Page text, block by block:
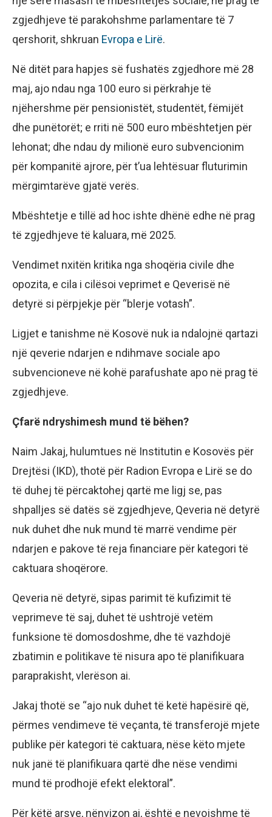
zgjedhjeve të parakohshme parlamentare të 7
qershorit, shkruan Evropa e Lirë.
Në ditët para hapjes së fushatës zgjedhore më 28
maj, ajo ndau nga 100 euro si përkrahje të
njëhershme për pensionistët, studentët, fëmijët
dhe punëtorët; e rriti në 500 euro mbështetjen për
lehonat; dhe ndau dy milionë euro subvencionim
për kompanitë ajrore, për t’ua lehtësuar fluturimin
mërgimtarëve gjatë verës.
Mbështetje e tillë ad hoc ishte dhënë edhe në prag
të zgjedhjeve të kaluara, më 2025.
Vendimet nxitën kritika nga shoqëria civile dhe
opozita, e cila i cilësoi veprimet e Qeverisë në
detyrë si përpjekje për “blerje votash”.
Ligjet e tanishme në Kosovë nuk ia ndalojnë qartazi
një qeverie ndarjen e ndihmave sociale apo
subvencioneve në kohë parafushate apo në prag të
zgjedhjeve.
Çfarë ndryshimesh mund të bëhen?
Naim Jakaj, hulumtues në Institutin e Kosovës për
Drejtësi (IKD), thotë për Radion Evropa e Lirë se do
të duhej të përcaktohej qartë me ligj se, pas
shpalljes së datës së zgjedhjeve, Qeveria në detyrë
nuk duhet dhe nuk mund të marrë vendime për
ndarjen e pakove të reja financiare për kategori të
caktuara shoqërore.
Qeveria në detyrë, sipas parimit të kufizimit të
veprimeve të saj, duhet të ushtrojë vetëm
funksione të domosdoshme, dhe të vazhdojë
zbatimin e politikave të nisura apo të planifikuara
paraprakisht, vlerëson ai.
Jakaj thotë se “ajo nuk duhet të ketë hapësirë që,
përmes vendimeve të veçanta, të transferojë mjete
publike për kategori të caktuara, nëse këto mjete
nuk janë të planifikuara qartë dhe nëse vendimi
mund të prodhojë efekt elektoral”.
Për këtë arsye, nënvizon ai, është e nevojshme të